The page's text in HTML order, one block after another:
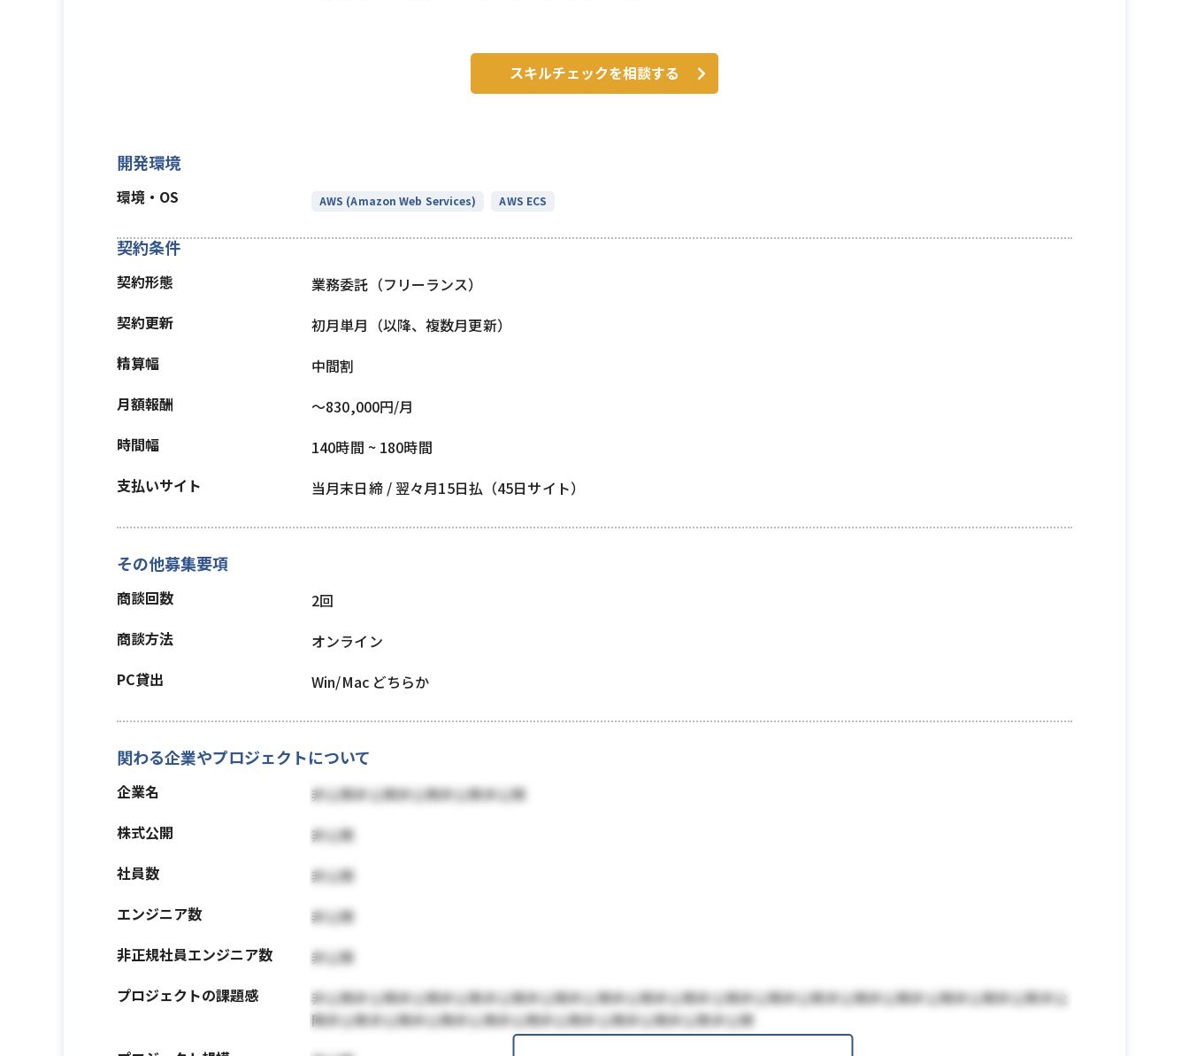
スキルチェックを相談する
開発環境
環境・OS AWS (Amazon Web Services) AWS ECS
契約条件
契約形態
業務委託（フリーランス）
契約更新
初月単月（以降、複数月更新）
精算幅
中間割
月額報酬
〜830,000円/月
時間幅
140時間 ~ 180時間
支払いサイト
当月末日締 / 翌々月15日払（45日サイト）
その他募集要項
商談回数
2回
商談方法
オンライン
PC貸出
Win/Mac どちらか
関わる企業やプロジェクトについて
企業名
非公開非公開非公開非公開非公開
株式公開
非公開
社員数
非公開
エンジニア数
非公開
非正規社員エンジニア数
非公開
プロジェクトの課題感
非公開非公開非公開非公開非公開非公開非公開非公開非公開非公開非公開非公開非公開非公開非公開非公開非公開非公
開非公開非公開非公開非公開非公開非公開非公開非公開非公開非公開